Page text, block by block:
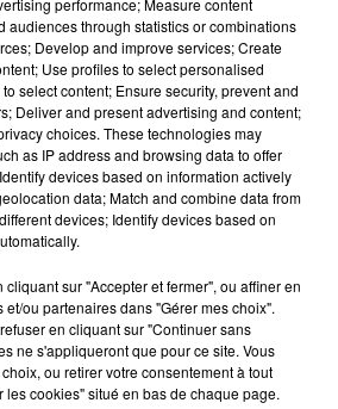
À LENS : UNE FEMME ET
LA VIE ET LA...
par le feu après avoir
et leur bébé de trois mois
DEVANT SE FAIRE
audiences through statistics or combinations
Develop and improve services; Create
Use profiles to select personalised
select content; Ensure security, prevent and
Deliver and present advertising and content;
choices. These technologies may
as IP address and browsing data to offer
devices based on information actively
data; Match and combine data from
devices; Identify devices based on
sur "Accepter et fermer", ou affiner en
ou partenaires dans "Gérer mes choix".
en cliquant sur "Continuer sans
ne s'appliqueront que pour ce site. Vous
ou retirer votre consentement à tout
les cookies" situé en bas de chaque page.